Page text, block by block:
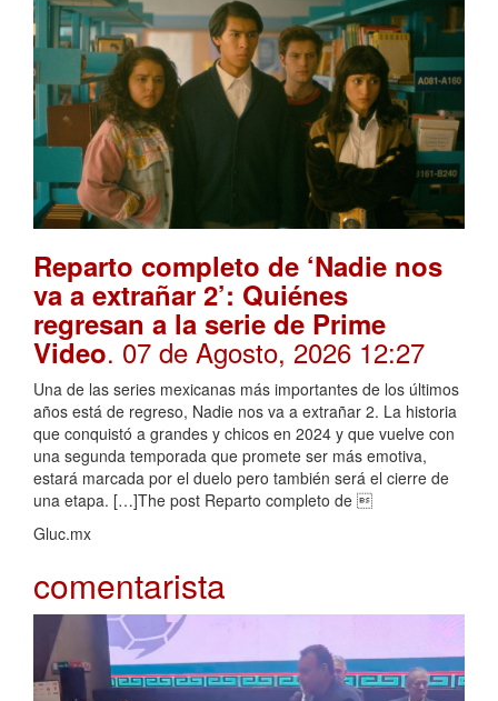
Reparto completo de ‘Nadie nos
va a extrañar 2’: Quiénes
regresan a la serie de Prime
Video. 07 de Agosto, 2026 12:27
Una de las series mexicanas más importantes de los últimos
años está de regreso, Nadie nos va a extrañar 2. La historia
que conquistó a grandes y chicos en 2024 y que vuelve con
una segunda temporada que promete ser más emotiva,
estará marcada por el duelo pero también será el cierre de
una etapa. […]The post Reparto completo de 
Gluc.mx
comentarista